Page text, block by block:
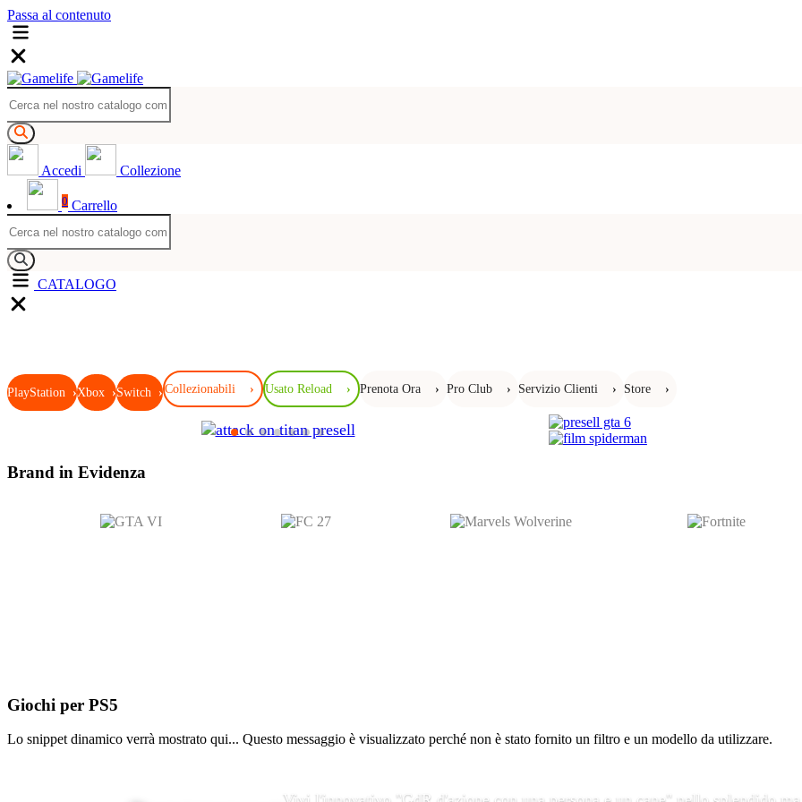
Passa al contenuto
Accedi Collezione
0 Carrello
CATALOGO
PlayStation ›Xbox ›Switch ›Collezionabili › Usato Reload › Prenota Ora › Pro Club › Servizio Clienti › Store ›
Brand in Evidenza
Giochi per PS5
Lo snippet dinamico verrà mostrato qui... Questo messaggio è visualizzato perché non è stato fornito un filtro e un modello da utilizzare.